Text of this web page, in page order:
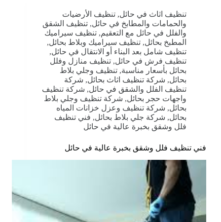
تنظيف اثاث في حائل, تنظيف الأرضيات
والحمامات والمطابخ في حائل, تنظيف الشقق
والفلل في حائل مع التعقيم, تنظيف سيراميك
المطبخ بحائل, تنظيف سيراميك وبلاط بحائل,
تنظيف شامل بعد البناء أو الانتقال في حائل,
تنظيف فرش في حائل, تنظيف منازل وفلل
بحائل بأسعار مناسبة, تنظيف وجلي بلاط
بحائل, شركة تنظيف اثاث بحائل, شركة
تنظيف الفلل والشقق في حائل, شركة تنظيف
واجهات حجر بحائل, شركة تنظيف وجلي بلاط
بحائل, شركة تنظيف وعزل خزانات المياه
بحائل, شركة جلي بلاط بحائل, فني تنظيف
فلل وشقق بخبرة عالية في حائل
فني تنظيف فلل وشقق بخبرة عالية في حائل